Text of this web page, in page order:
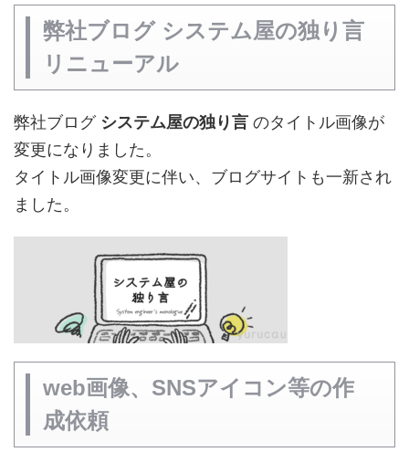
弊社ブログ システム屋の独り言
リニューアル
弊社ブログ システム屋の独り言 のタイトル画像が
変更になりました。
タイトル画像変更に伴い、ブログサイトも一新され
ました。
web画像、SNSアイコン等の作
成依頼